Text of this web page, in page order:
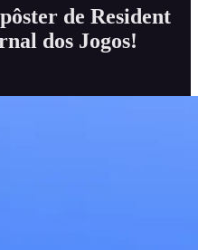
de Resident
dos Jogos!